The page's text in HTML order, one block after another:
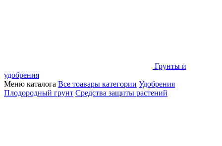
Грунты и
удобрения
Меню каталога Все тоавары категории Удобрения
Плодородный грунт Средства защиты растений